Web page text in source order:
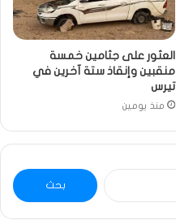
العثور على جثامين خمسة
منقبين وإنقاذ ستة آخرين في
تيرس
منذ يومين
البحث
عن: